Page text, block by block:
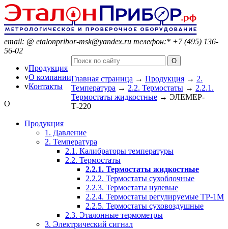
email: @ etalonpribor-msk@yandex.ru телефон:* +7 (495) 136-
56-02
vПродукция
vО компании
vКонтакты
O
Главная страница → Продукция → 2.
Температура → 2.2. Термостаты → 2.2.1.
Термостаты жидкостные → ЭЛЕМЕР-
Т-220
Продукция
1. Давление
2. Температура
2.1. Калибраторы температуры
2.2. Термостаты
2.2.1. Термостаты жидкостные
2.2.2. Термостаты сухоблочные
2.2.3. Термостаты нулевые
2.2.4. Термостаты регулируемые ТР-1М
2.2.5. Термостаты суховоздушные
2.3. Эталонные термометры
3. Электрический сигнал